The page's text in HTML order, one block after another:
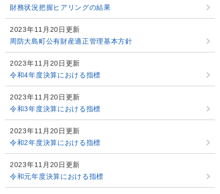
財務状況把握ヒアリングの結果
2023年11月20日更新
周防大島町公有財産適正管理基本方針
2023年11月20日更新
令和4年度決算における指標
2023年11月20日更新
令和3年度決算における指標
2023年11月20日更新
令和2年度決算における指標
2023年11月20日更新
令和元年度決算における指標